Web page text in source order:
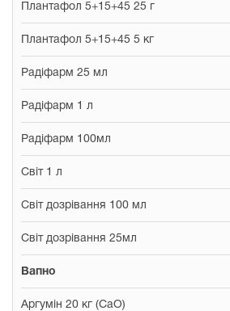
Плантафол 5+15+45 25 г
Плантафол 5+15+45 5 кг
Радіфарм 25 мл
Радіфарм 1 л
Радіфарм 100мл
Світ 1 л
Світ дозрівання 100 мл
Світ дозрівання 25мл
Вапно
Аргумін 20 кг (CaO)